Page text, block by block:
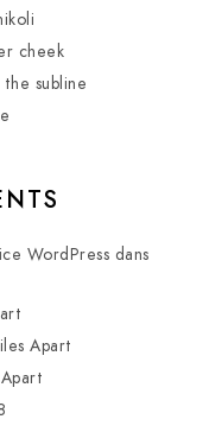
cheek
subline
WordPress dans
Apart